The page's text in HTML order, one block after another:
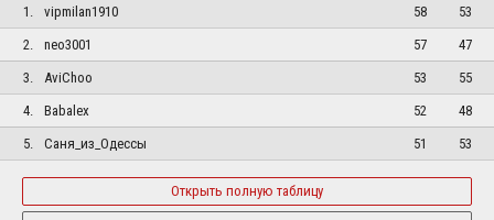
1.
vipmilan1910 58
53
2.
neo3001 57
47
3.
AviChoo 53
55
4.
Babalex 52
48
5.
Саня_из_Одессы 51 53
Открыть полную таблицу